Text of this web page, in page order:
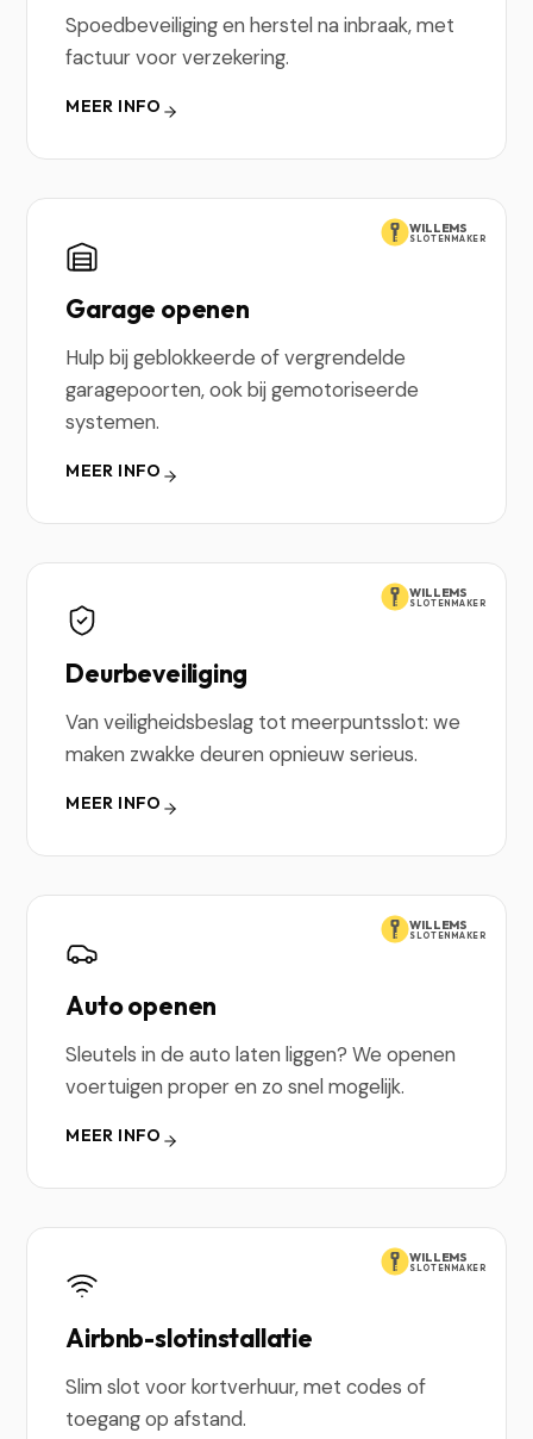
Spoedbeveiliging en herstel na inbraak, met
factuur voor verzekering.
MEER INFO
WILLEMS
SLOTENMAKER
Garage openen
Hulp bij geblokkeerde of vergrendelde
garagepoorten, ook bij gemotoriseerde
systemen.
MEER INFO
WILLEMS
SLOTENMAKER
Deurbeveiliging
Van veiligheidsbeslag tot meerpuntsslot: we
maken zwakke deuren opnieuw serieus.
MEER INFO
WILLEMS
SLOTENMAKER
Auto openen
Sleutels in de auto laten liggen? We openen
voertuigen proper en zo snel mogelijk.
MEER INFO
WILLEMS
SLOTENMAKER
Airbnb-slotinstallatie
Slim slot voor kortverhuur, met codes of
toegang op afstand.